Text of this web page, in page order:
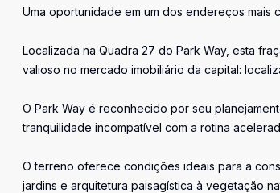
Uma oportunidade em um dos endereços mais
Localizada na Quadra 27 do Park Way, esta
valioso no mercado imobiliário da capital:
O Park Way é reconhecido por seu
tranquilidade incompatível com a rotina
O terreno oferece condições ideais para a
jardins e arquitetura paisagística à vegetação